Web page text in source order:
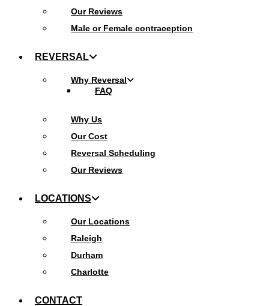
Our Reviews
Male or Female contraception
REVERSAL
Why Reversal
FAQ
Why Us
Our Cost
Reversal Scheduling
Our Reviews
LOCATIONS
Our Locations
Raleigh
Durham
Charlotte
CONTACT